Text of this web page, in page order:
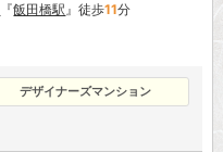
『飯田橋駅』徒歩11分
デザイナーズマンション